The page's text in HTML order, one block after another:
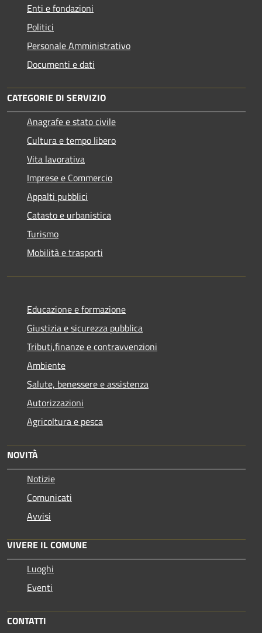
Enti e fondazioni
Politici
Personale Amministrativo
Documenti e dati
CATEGORIE DI SERVIZIO
Anagrafe e stato civile
Cultura e tempo libero
Vita lavorativa
Imprese e Commercio
Appalti pubblici
Catasto e urbanistica
Turismo
Mobilità e trasporti
Educazione e formazione
Giustizia e sicurezza pubblica
Tributi,finanze e contravvenzioni
Ambiente
Salute, benessere e assistenza
Autorizzazioni
Agricoltura e pesca
NOVITÀ
Notizie
Comunicati
Avvisi
VIVERE IL COMUNE
Luoghi
Eventi
CONTATTI